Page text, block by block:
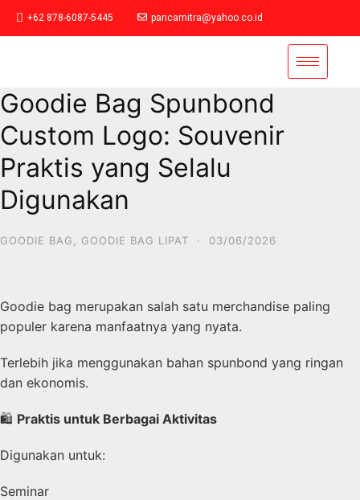
+62 878-6087-5445 pancamitra@yahoo.co.id
Goodie Bag Spunbond
Custom Logo: Souvenir
Praktis yang Selalu
Digunakan
GOODIE BAG GOODIE BAG LIPAT · 03/06/2026
Goodie bag merupakan salah satu merchandise paling
populer karena manfaatnya yang nyata.
Terlebih jika menggunakan bahan spunbond yang ringan
dan ekonomis.
🛍️ Praktis untuk Berbagai Aktivitas
Digunakan untuk:
Seminar